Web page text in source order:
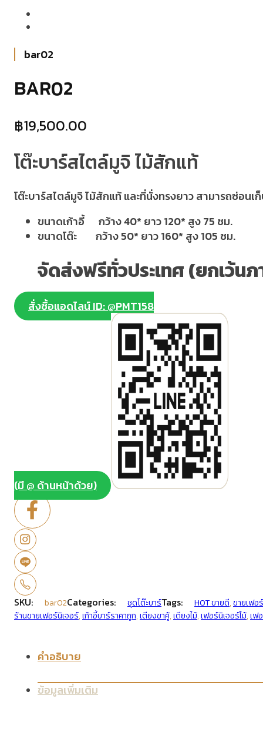
bar02
BAR02
฿19,500.00
โต๊ะบาร์สไตล์มูจิ ไม้สักแท้
โต๊ะบาร์สไตล์มูจิ ไม้สักแท้ และที่นั่งทรงยาว สามารถซ่อนเ
ขนาดเก้าอี้ กว้าง 40* ยาว 120* สูง 75 ซม.
ขนาดโต๊ะ กว้าง 50* ยาว 160* สูง 105 ซม.
จัดส่งฟรีทั่วประเทศ (ยกเว้นภ
สั่งซื้อแอดไลน์ ID: @PMT158
(มี @ ด้านหน้าด้วย)
SKU: bar02Categories: ชุดโต๊ะบาร์Tags: HOT ขายดี,ขายเฟอ
ร้านขายเฟอร์นิเจอร์,เก้าอี้บาร์ราคาถูก,เตียงขาคู้,เตียงไม้,เฟอร์นิเจอร์ไม้,เฟ
คำอธิบาย
ข้อมูลเพิ่มเติม